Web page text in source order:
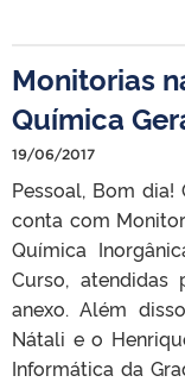
Monitorias
Química
19/06/2017
Pessoal, Bom
conta com
Química
Curso, atendidas
anexo. Além
Nátali e o
Informática da